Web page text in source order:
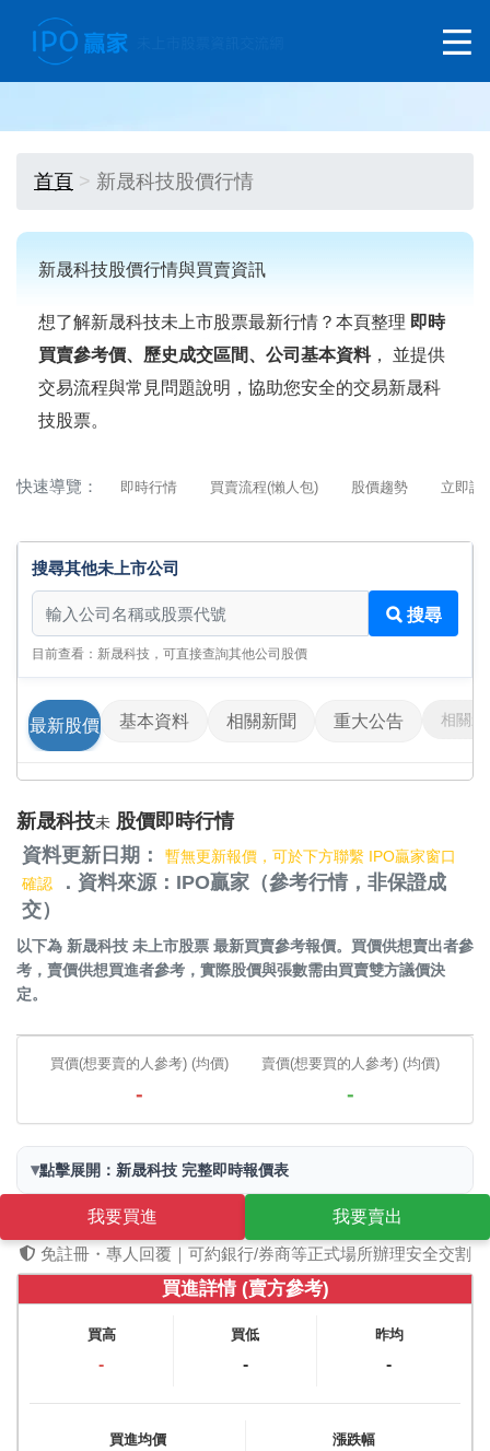
首頁 新晟科技股價行情
新晟科技股價行情與買賣資訊
想了解新晟科技未上市股票最新行情？本頁整理 即時
買賣參考價、歷史成交區間、公司基本資料， 並提供
交易流程與常見問題說明，協助您安全的交易新晟科
技股票。
快速導覽： 即時行情 買賣流程(懶人包) 股價趨勢 立即詢
搜尋其他未上市公司
搜尋其他未上市公司
搜尋
目前查看：新晟科技，可直接查詢其他公司股價
最新股價 基本資料 相關新聞 重大公告 相關影
新晟科技未 股價即時行情
資料更新日期：
暫無更新報價，可於下方聯繫 IPO贏家窗口
確認
．資料來源：IPO贏家（參考行情，非保證成
交）
以下為 新晟科技 未上市股票 最新買賣參考報價。買價供想賣出者參
考，賣價供想買進者參考，實際股價與張數需由買賣雙方議價決
定。
買價(想要賣的人參考) (均價)
-
賣價(想要買的人參考) (均價)
-
▾點擊展開：新晟科技 完整即時報價表
我要買進
我要賣出
免註冊・專人回覆｜可約銀行/券商等正式場所辦理安全交割
買進詳情 (賣方參考)
買高
-
買低
-
昨均
-
買進均價 漲跌幅